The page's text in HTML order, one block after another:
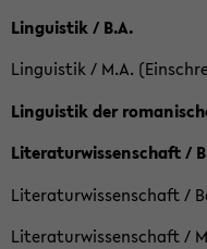
Linguistik / B.A.
Linguistik / M.A.
Linguistik der
Literaturwissenschaft /
Literaturwissenschaft /
Literaturwissenschaft /